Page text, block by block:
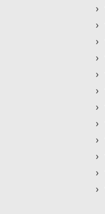
›
›
›
›
›
›
›
›
›
›
›
›